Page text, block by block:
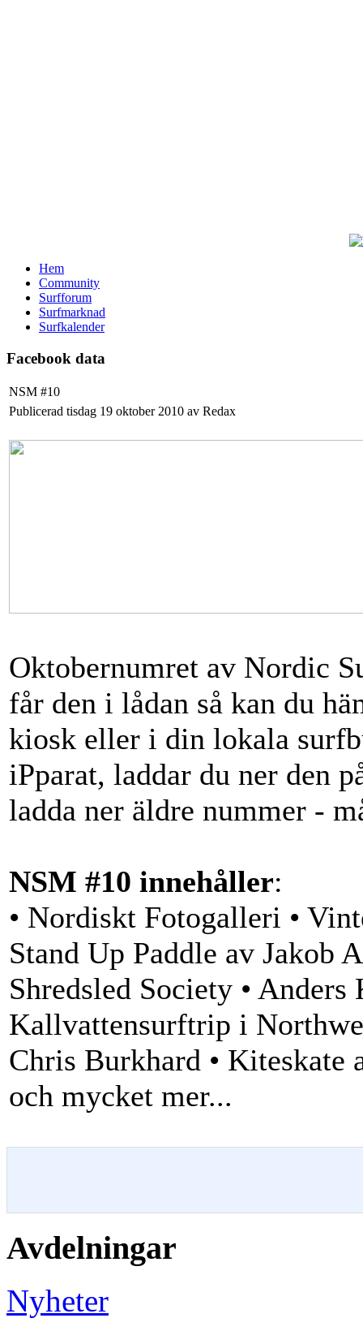
Hem
Community
Surfforum
Surfmarknad
Surfkalender
Facebook data
NSM #10
Publicerad tisdag 19 oktober 2010 av Redax
Oktobernumret av Nordic
får den i lådan så kan du
kiosk eller i din lokala
iPparat, laddar du ner den
ladda ner äldre nummer -
NSM #10 innehåller:
• Nordiskt Fotogalleri •
Stand Up Paddle av Jakob
Shredsled Society •
Kallvattensurftrip i
Chris Burkhard • Kiteskate
och mycket mer...
Avdelningar
Nyheter